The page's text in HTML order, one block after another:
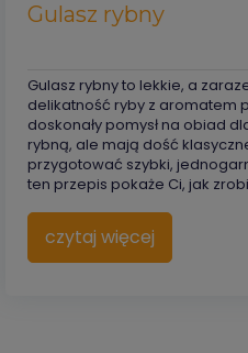
Gulasz rybny
Gulasz rybny to lekkie, a
delikatność ryby z aromatem
doskonały pomysł na obiad
rybną, ale mają dość
przygotować szybki,
ten przepis pokaże Ci, jak
czytaj więcej